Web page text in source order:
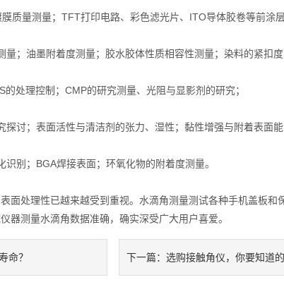
量测量；TFT打印电路、彩色滤光片、ITO导体胶卷等前涂层
油墨附着度测量；胶水胶体性质相容性测量；染料的紧扣度
理控制；CMP的研究测量、光阻与显影剂的研究；
；表面活性与清洁剂的张力、湿性；黏性增强与附着表面能
；BGA焊接表面；环氧化物的附着度测量。
处理性已越来越受到重视。水滴角测量测试各种手机盖板和
器测量水滴角数据准确，确实深受广大用户喜爱。
命？ 下一篇：选购接触角仪，你要知道